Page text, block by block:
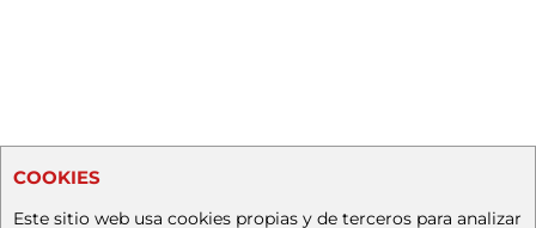
COOKIES
Este sitio web usa cookies propias y de terceros para analizar